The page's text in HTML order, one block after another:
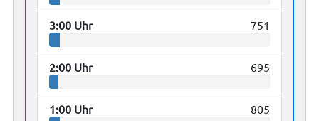
3:00 Uhr 751
2:00 Uhr 695
1:00 Uhr 805